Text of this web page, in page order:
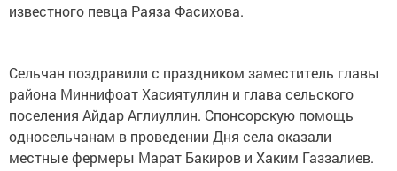
известного певца Раяза Фасихова.
Сельчан поздравили с праздником заместитель главы
района Миннифоат Хасиятуллин и глава сельского
поселения Айдар Аглиуллин. Спонсорскую помощь
односельчанам в проведении Дня села оказали
местные фермеры Марат Бакиров и Хаким Газзалиев.